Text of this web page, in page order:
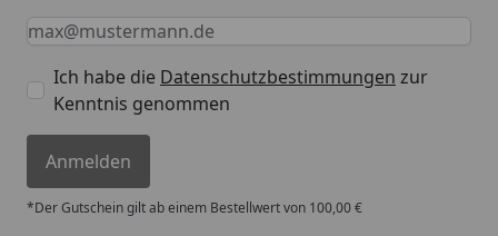
Keine Eingabe erforderlich
Eingabe erforderlich
E-Mail *
Ich habe die Datenschutzbestimmungen zur
Kenntnis genommen
Anmelden
*Der Gutschein gilt ab einem Bestellwert von 100,00 €